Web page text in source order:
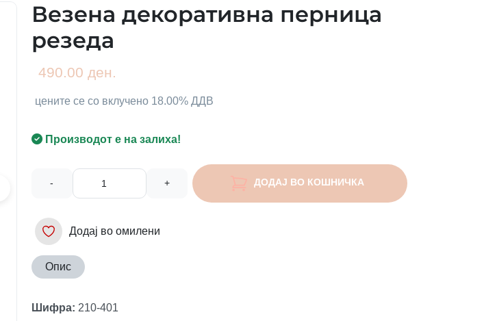
Везена декоративна перница
резеда
490.00 ден.
цените се со вклучено 18.00% ДДВ
Производот е на залиха!
- + ДОДАЈ ВО КОШНИЧКА
Додај во омилени
Опис
Шифра: 210-401